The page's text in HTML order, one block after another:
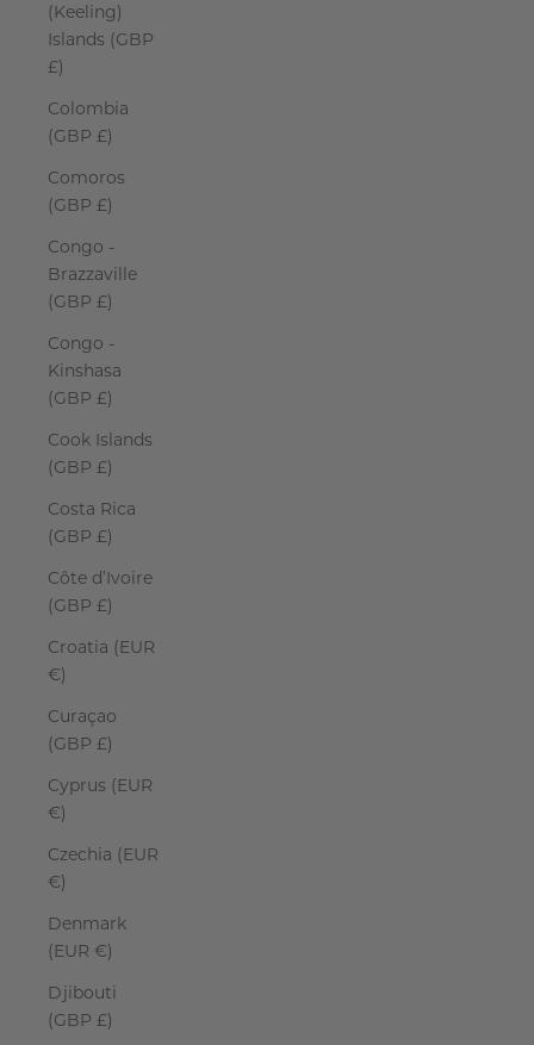
(Keeling)
Islands (GBP
£)
Colombia
(GBP £)
Comoros
(GBP £)
Congo -
Brazzaville
(GBP £)
Congo -
Kinshasa
(GBP £)
Cook Islands
(GBP £)
Costa Rica
(GBP £)
Côte d’Ivoire
(GBP £)
Croatia (EUR
€)
Curaçao
(GBP £)
Cyprus (EUR
€)
Czechia (EUR
€)
Denmark
(EUR €)
Djibouti
(GBP £)